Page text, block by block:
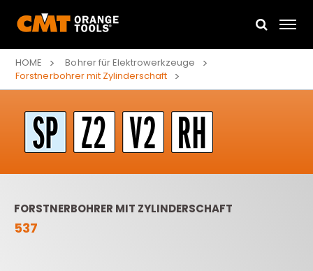
HOME
Bohrer für Elektrowerkzeuge
Forstnerbohrer mit Zylinderschaft
FORSTNERBOHRER MIT ZYLINDERSCHAFT
537